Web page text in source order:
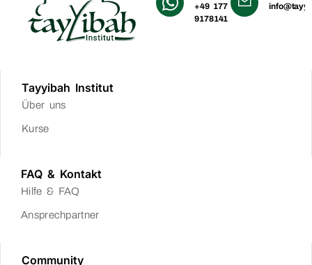
+49 177
9178141
Tayyibah Institut
Über uns
Kurse
FAQ & Kontakt
Hilfe & FAQ
Ansprechpartner
Community